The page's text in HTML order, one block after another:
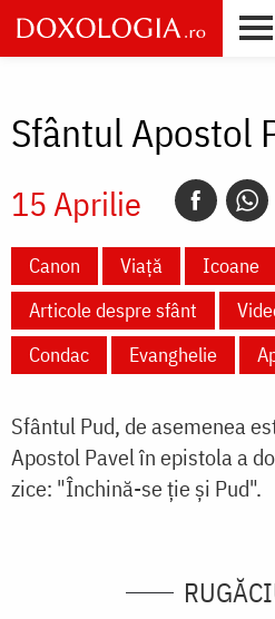
Skip
to
main
Sfântul Apostol
15 Aprilie
Canon Viață
Icoane
Articole despre sfânt
Condac
Evanghelie
Sfântul Pud, de asemenea
Apostol Pavel în epistola a
zice: "Închină-se ţie şi Pud".